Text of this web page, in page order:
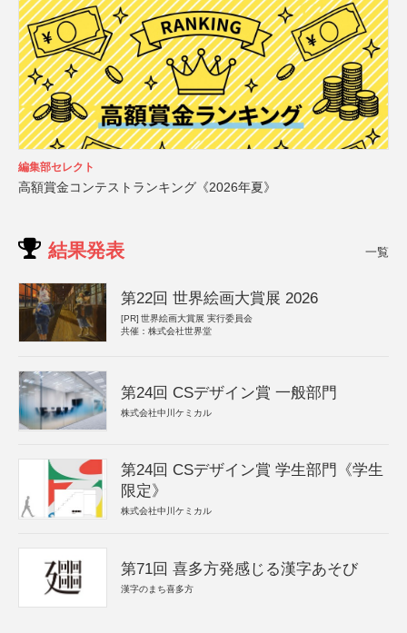
編集部セレクト
高額賞金コンテストランキング《2026年夏》
結果発表 一覧
第22回 世界絵画大賞展 2026
[PR] 世界絵画大賞展 実行委員会
共催：株式会社世界堂
第24回 CSデザイン賞 一般部門
株式会社中川ケミカル
第24回 CSデザイン賞 学生部門《学生
限定》
株式会社中川ケミカル
第71回 喜多方発感じる漢字あそび
漢字のまち喜多方